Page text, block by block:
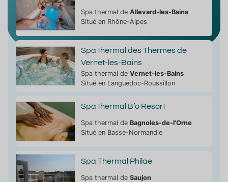
Spa thermal de Allevard-les-Bains
Situé en Rhône-Alpes
Spa thermal des Thermes de
Vernet-les-Bains
Spa thermal de Vernet-les-Bains
Situé en Languedoc-Roussillon
Spa thermal B’o Resort
Spa thermal de Bagnoles-de-l'Orne
Situé en Basse-Normandie
Spa Thermal Philae
Spa thermal de Saujon